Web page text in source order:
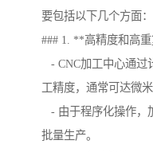
要包括以下几个方面：
### 1. **高精度和高
- CNC加工中心通过
工精度，通常可达微米
- 由于程序化操作，
批量生产。